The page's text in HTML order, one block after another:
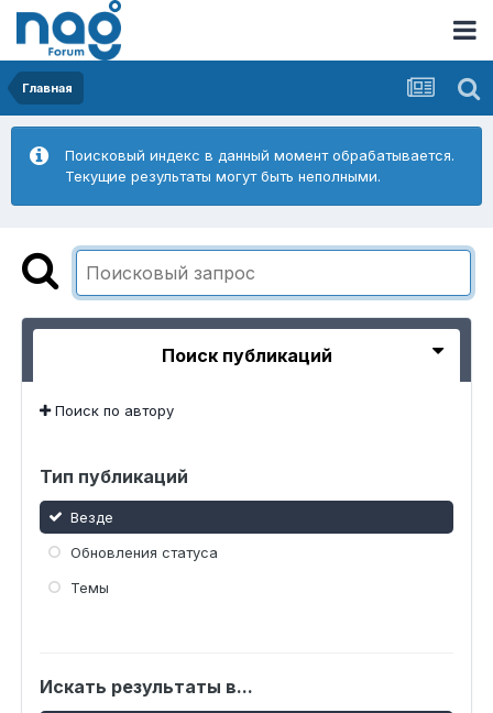
Главная
Поисковый индекс в данный момент обрабатывается.
Текущие результаты могут быть неполными.
Поиск публикаций
Поиск по автору
Тип публикаций
Везде
Обновления статуса
Темы
Искать результаты в...